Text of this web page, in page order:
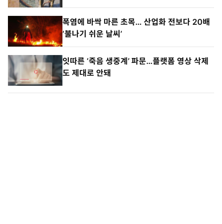
폭염에 바싹 마른 초목… 산업화 전보다 20배
‘불나기 쉬운 날씨’
잇따른 ‘죽음 생중계’ 파문…플랫폼 영상 삭제
도 제대로 안돼